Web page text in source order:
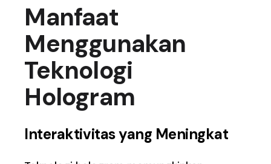
Manfaat
Menggunakan
Teknologi
Hologram
Interaktivitas yang Meningkat